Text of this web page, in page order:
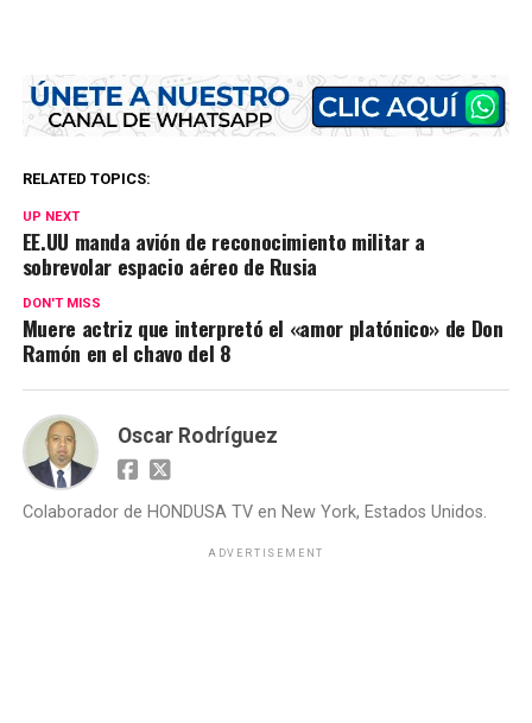
RELATED TOPICS:
UP NEXT
EE.UU manda avión de reconocimiento militar a
sobrevolar espacio aéreo de Rusia
DON'T MISS
Muere actriz que interpretó el «amor platónico» de Don
Ramón en el chavo del 8
Oscar Rodríguez
Colaborador de HONDUSA TV en New York, Estados Unidos.
ADVERTISEMENT